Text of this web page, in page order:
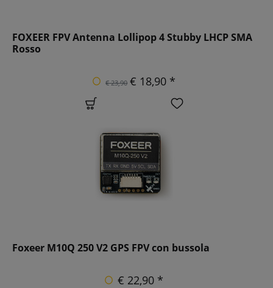
FOXEER FPV Antenna Lollipop 4 Stubby LHCP SMA
Rosso
€ 23,90 € 18,90 *
Foxeer M10Q 250 V2 GPS FPV con bussola
€ 22,90 *